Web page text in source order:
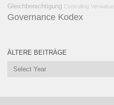
Gleichberechtigung Controlling
Governance Kodex
ÄLTERE BEITRÄGE